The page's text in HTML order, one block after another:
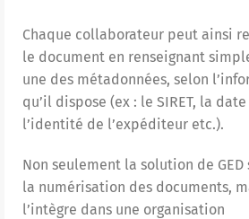
Chaque collaborateur peut ainsi
le document en renseignant
une des métadonnées, selon
qu’il dispose (ex : le SIRET, la date
l’identité de l’expéditeur etc.).
Non seulement la solution de
la numérisation des documents,
l’intègre dans une organisation